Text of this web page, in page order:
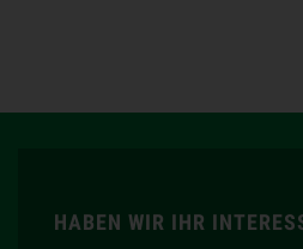
HABEN WIR IHR